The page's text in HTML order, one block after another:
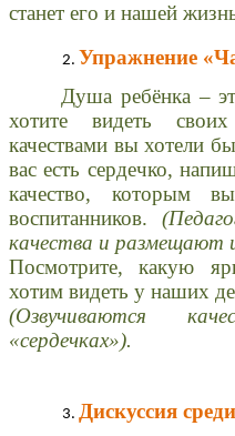
станет его и нашей
Упражнение
Душа ребёнка –
хотите видеть
качествами вы хотели
вас есть сердечко,
качество, которым
воспитанников.
качества и размещают
Посмотрите, какую
хотим видеть у наших
(Озвучиваются
«сердечках»).
Дискуссия